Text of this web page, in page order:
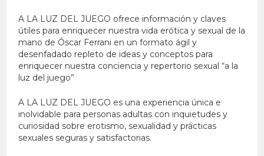
A LA LUZ DEL JUEGO ofrece información y claves
útiles para enriquecer nuestra vida erótica y sexual de la
mano de Óscar Ferrani en un formato ágil y
desenfadado repleto de ideas y conceptos para
enriquecer nuestra conciencia y repertorio sexual “a la
luz del juego”
A LA LUZ DEL JUEGO es una experiencia única e
inolvidable para personas adultas con inquietudes y
curiosidad sobre erotismo, sexualidad y prácticas
sexuales seguras y satisfactorias.